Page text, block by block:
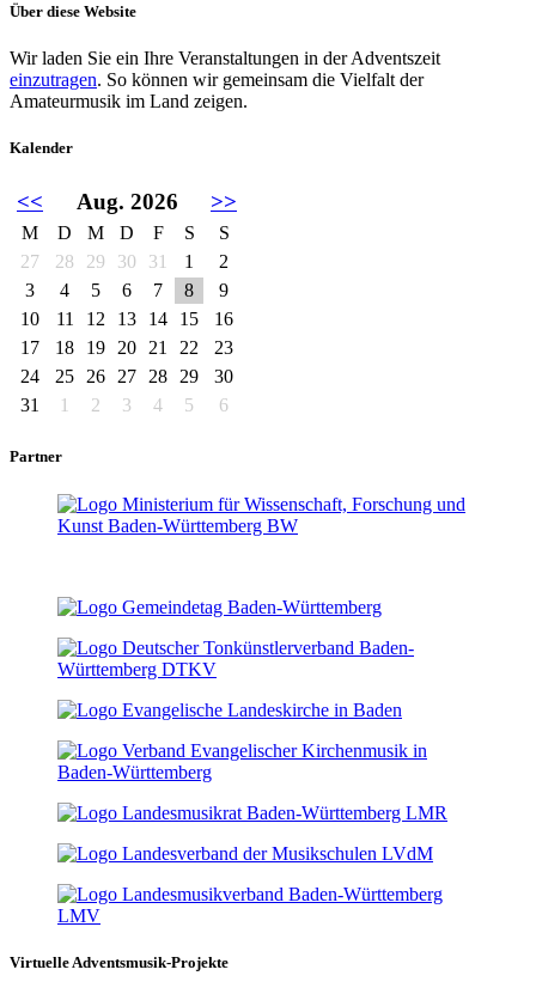
Über diese Website
Wir laden Sie ein Ihre Veranstaltungen in der Adventszeit
einzutragen. So können wir gemeinsam die Vielfalt der
Amateurmusik im Land zeigen.
Kalender
<< Aug. 2026 >>
M D M D F S
S
27
28 29 30 31 1
2
3
4 5 6 7 8
9
10
11 12 13 14 15
16
17
18 19 20 21 22
23
24
25 26 27 28 29
30
31
1 2 3 4 5 6
Partner
Virtuelle Adventsmusik-Projekte